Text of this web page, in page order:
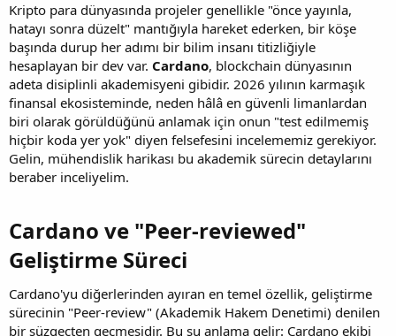
y
u
B
a
ş
l
a
t
a
n
a
n
g
ç
t
a
r
i
h
Kripto para dünyasında projeler genellikle "önce yayınla,
hatayı sonra düzelt" mantığıyla hareket ederken, bir köşe
başında durup her adımı bir bilim insanı titizliğiyle
hesaplayan bir dev var. Cardano, blockchain dünyasının
adeta disiplinli akademisyeni gibidir. 2026 yılının karmaşık
finansal ekosisteminde, neden hâlâ en güvenli limanlardan
biri olarak görüldüğünü anlamak için onun "test edilmemiş
hiçbir koda yer yok" diyen felsefesini incelememiz gerekiyor.
Gelin, mühendislik harikası bu akademik sürecin detaylarını
beraber inceliyelim.
Cardano ve "Peer-reviewed"
Geliştirme Süreci​
Cardano'yu diğerlerinden ayıran en temel özellik, geliştirme
sürecinin "Peer-review" (Akademik Hakem Denetimi) denilen
bir süzgeçten geçmesidir. Bu şu anlama gelir: Cardano ekibi